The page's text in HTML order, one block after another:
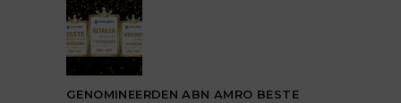
GENOMINEERDEN ABN AMRO BESTE